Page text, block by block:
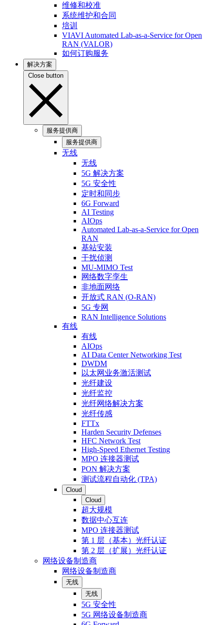
维修和校准
系统维护和合同
培训
VIAVI Automated Lab-as-a-Service for Open
RAN (VALOR)
如何订购服务
解决方案
Close button
服务提供商
服务提供商
无线
无线
5G 解决方案
5G 安全性
定时和同步
6G Forward
AI Testing
AIOps
Automated Lab-as-a-Service for Open
RAN
基站安装
干扰侦测
MU-MIMO Test
网络数字孪生
非地面网络
开放式 RAN (O-RAN)
5G 专网
RAN Intelligence Solutions
有线
有线
AIOps
AI Data Center Networking Test
DWDM
以太网业务激活测试
光纤建设
光纤监控
光纤网络解决方案
光纤传感
FTTx
Harden Security Defenses
HFC Network Test
High-Speed Ethernet Testing
MPO 连接器测试
PON 解决方案
测试流程自动化 (TPA)
Cloud
Cloud
超大规模
数据中心互连
MPO 连接器测试
第 1 层（基本）光纤认证
第 2 层（扩展）光纤认证
网络设备制造商
网络设备制造商
无线
无线
5G 安全性
5G 网络设备制造商